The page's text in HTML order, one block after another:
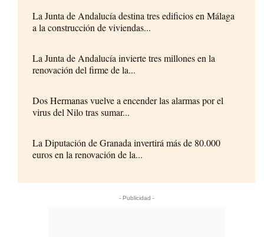
La Junta de Andalucía destina tres edificios en Málaga
a la construcción de viviendas...
La Junta de Andalucía invierte tres millones en la
renovación del firme de la...
Dos Hermanas vuelve a encender las alarmas por el
virus del Nilo tras sumar...
La Diputación de Granada invertirá más de 80.000
euros en la renovación de la...
- Publicidad -